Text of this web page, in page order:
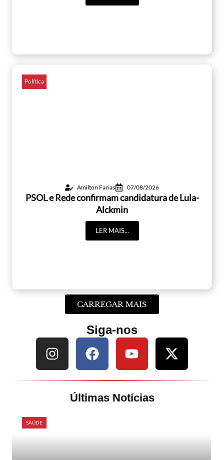
Política
Amilton Farias 07/08/2026
PSOL e Rede confirmam candidatura de Lula-
Alckmin
LER MAIS...
CARREGAR MAIS
Siga-nos
Últimas Notícias
SAÚDE